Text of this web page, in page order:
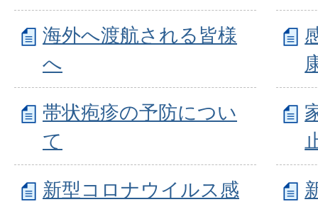
海外へ渡航される皆様
へ
帯状疱疹の予防につい
て
新型コロナウイルス感